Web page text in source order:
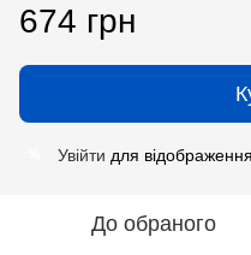
674 грн
Увійти для
До обраного